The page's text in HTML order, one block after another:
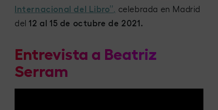
Internacional del Libro”, celebrada en Madrid
del12 al 15 de octubre de 2021.
Entrevista a Beatriz
Serram